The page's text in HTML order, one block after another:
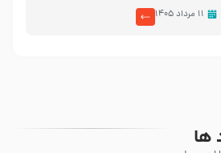
۱۱ مرداد ۱۴۰۵
ها